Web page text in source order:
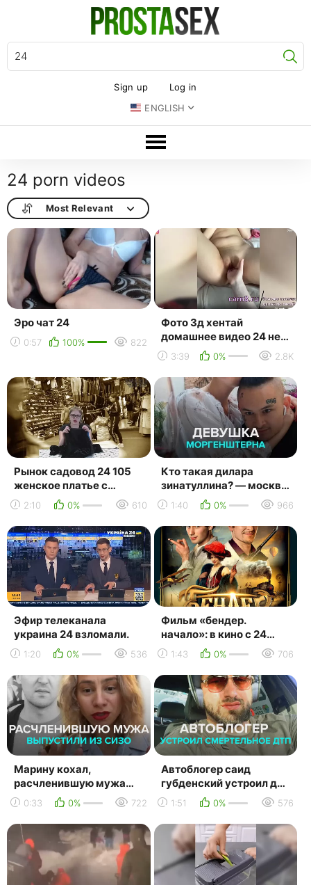
Sign up
Log in
ENGLISH
24 porn videos
Most Relevant
Эро чат 24
0:57 100% 822
Фото 3д хентай
домашнее видео 24 нет
актриса с огромной
грудью нарезка секса
порно
3:39 0% 2.8K
Рынок садовод 24 105
женское платье с
пайетками _ маша
копытина [sadovodopt]
2:10 0% 610
Кто такая дилара
зинатуллина? — москва
241:40 0% 966
Эфир телеканала
украина 24 взломали.
1:20 0% 536
Фильм «бендер.
начало»: в кино с 24
июня — россия 1
1:43 0% 706
Марину кохал,
расчленившую мужа
энди картрайта,
отпустили под
домашний арест —
мос...
0:33 0% 722
Автоблогер саид
губденский устроил дтп
на кутузовском
проспекте, двое
погибли — мо...
1:51 0% 576